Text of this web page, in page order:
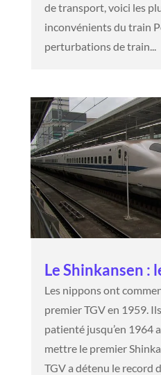
de transport, voici les
inconvénients du train
perturbations de train...
Le Shinkansen :
Les nippons ont
premier TGV en 1959.
patienté jusqu’en 1964
mettre le premier
TGV a détenu le record